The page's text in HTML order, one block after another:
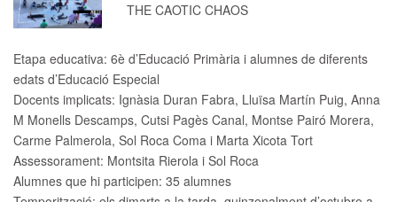
THE CAOTIC CHAOS
Etapa educativa: 6è d’Educació Primària i alumnes de diferents
edats d’Educació Especial
Docents implicats: Ignàsia Duran Fabra, Lluïsa Martín Puig, Anna
M Monells Descamps, Cutsi Pagès Canal, Montse Pairó Morera,
Carme Palmerola, Sol Roca Coma i Marta Xicota Tort
Assessorament: Montsita Rierola i Sol Roca
Alumnes que hi participen: 35 alumnes